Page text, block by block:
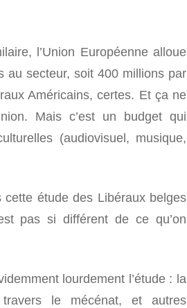
l’Union Européenne alloue
au secteur, soit 400 millions par
Américains, certes. Et ça ne
Mais c’est un budget qui
(audiovisuel, musique,
étude des Libéraux belges
pas si différent de ce qu’on
lourdement l’étude : la
le mécénat, et autres